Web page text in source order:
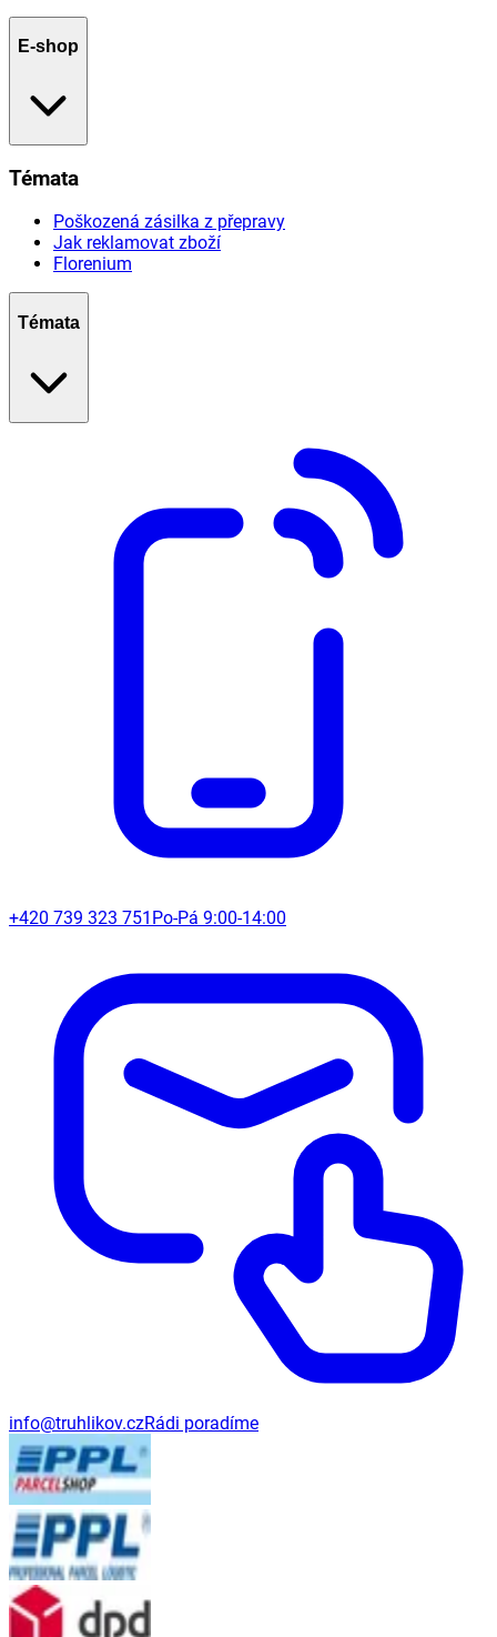
E-shop
Témata
Poškozená zásilka z přepravy
Jak reklamovat zboží
Florenium
Témata
+420 739 323 751 Po-Pá 9:00-14:00
info@truhlikov.czRádi poradíme